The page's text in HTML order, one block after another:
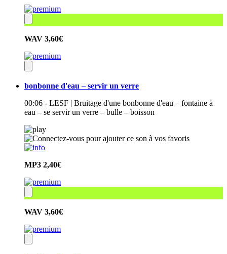
WAV 3,60€
bonbonne d'eau – servir un verre
00:06 - LESF | Bruitage d'une bonbonne d'eau – fontaine à
eau – se servir un verre – bulle – boisson
MP3 2,40€
WAV 3,60€